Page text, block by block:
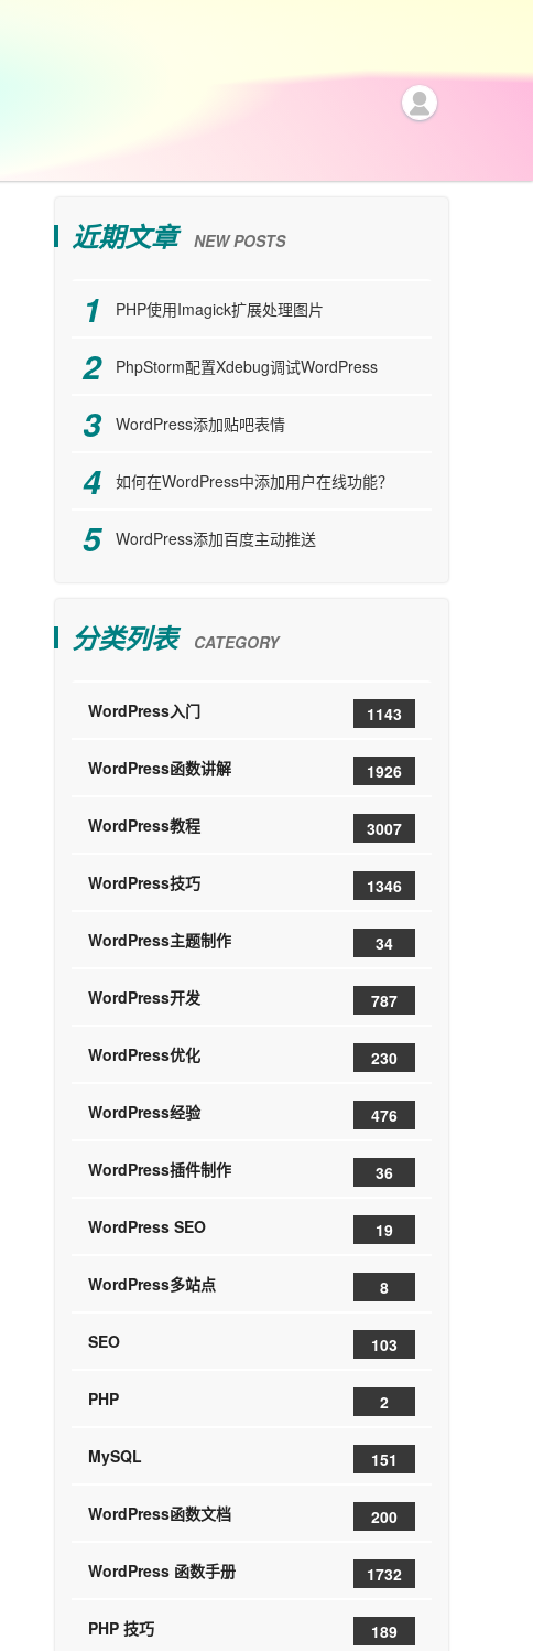
近期文章 NEW POSTS
PHP使用Imagick扩展处理图片
PhpStorm配置Xdebug调试WordPress
WordPress添加贴吧表情
如何在WordPress中添加用户在线功能？
WordPress添加百度主动推送
分类列表 CATEGORY
WordPress入门 1143
WordPress函数讲解 1926
WordPress教程 3007
WordPress技巧 1346
WordPress主题制作 34
WordPress开发 787
WordPress优化 230
WordPress经验 476
WordPress插件制作 36
WordPress SEO 19
WordPress多站点 8
SEO 103
PHP 2
MySQL 151
WordPress函数文档 200
WordPress 函数手册 1732
PHP 技巧 189